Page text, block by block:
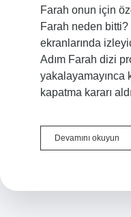
Farah onun için
Farah neden
ekranlarında
Adım Farah dizi
yakalayamayınca
kapatma kararı
Devamını okuyun